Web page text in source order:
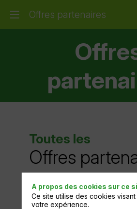
Offres partenaires
Toutes les
Offres
A propos des cookies sur ce
Ce site utilise des cookies
votre expérience.